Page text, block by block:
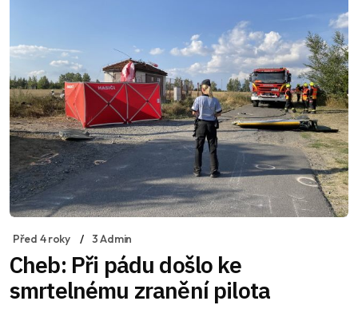
Před 4 roky 3 Admin
Cheb: Při pádu došlo ke
smrtelnému zranění pilota